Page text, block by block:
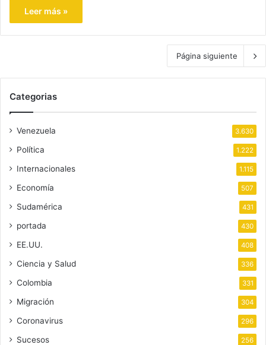
Leer más »
Página siguiente
Categorias
Venezuela 3.630
Política 1.222
Internacionales 1.115
Economía 507
Sudamérica 431
portada 430
EE.UU. 408
Ciencia y Salud 336
Colombia 331
Migración 304
Coronavirus 296
Sucesos 256